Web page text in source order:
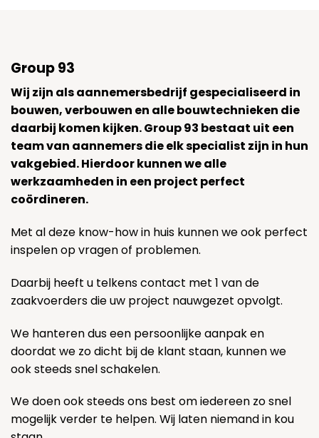
Group 93
Wij zijn als aannemersbedrijf gespecialiseerd in
bouwen, verbouwen en alle bouwtechnieken die
daarbij komen kijken. Group 93 bestaat uit een
team van aannemers die elk specialist zijn in hun
vakgebied. Hierdoor kunnen we alle
werkzaamheden in een project perfect
coördineren.
Met al deze know-how in huis kunnen we ook perfect
inspelen op vragen of problemen.
Daarbij heeft u telkens contact met 1 van de
zaakvoerders die uw project nauwgezet opvolgt.
We hanteren dus een persoonlijke aanpak en
doordat we zo dicht bij de klant staan, kunnen we
ook steeds snel schakelen.
We doen ook steeds ons best om iedereen zo snel
mogelijk verder te helpen. Wij laten niemand in kou